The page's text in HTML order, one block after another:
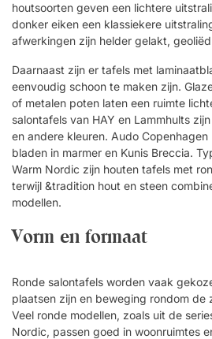
houtsoorten geven een lichtere
donker eiken een klassiekere
afwerkingen zijn helder gelakt,
Daarnaast zijn er tafels met
eenvoudig schoon te maken zijn.
of metalen poten laten een ruimte
salontafels van HAY en Lammhults
en andere kleuren. Audo
bladen in marmer en Kunis Breccia.
Warm Nordic zijn houten tafels met
terwijl &tradition hout en steen
modellen.
Vorm en formaat
Ronde salontafels worden vaak
plaatsen zijn en beweging rondom de
Veel ronde modellen, zoals uit de
Nordic, passen goed in woonruimtes